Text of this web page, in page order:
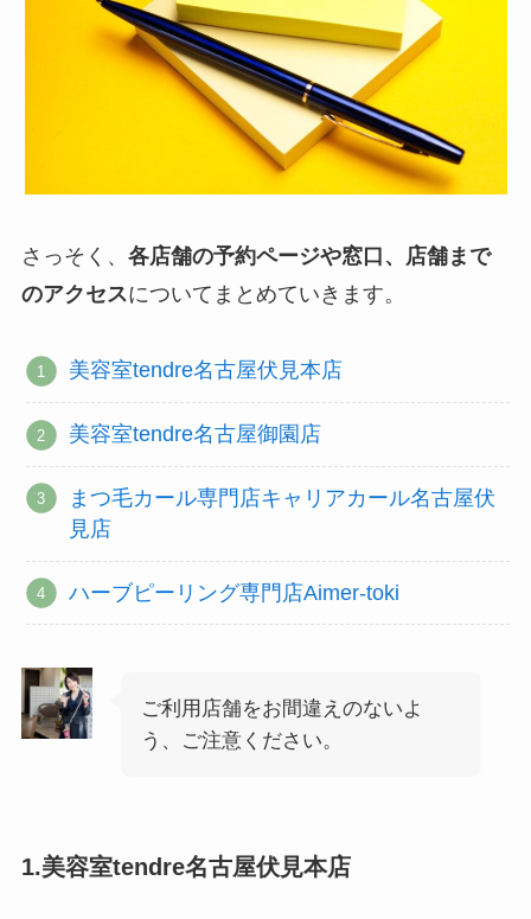
さっそく、 各店舗の予約ページや窓口、店舗まで
のアクセスについてまとめていきます。
美容室tendre名古屋伏見本店
美容室tendre名古屋御園店
まつ毛カール専門店キャリアカール名古屋伏
見店
ハーブピーリング専門店Aimer-toki
ご利用店舗をお間違えのないよ
う、ご注意ください。
1.美容室tendre名古屋伏見本店